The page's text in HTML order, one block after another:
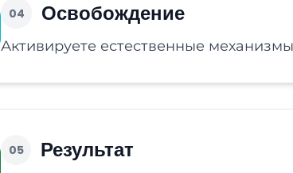
04 Освобождение
Активируете естественные
05 Результат